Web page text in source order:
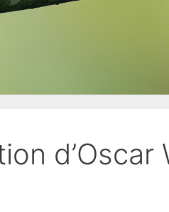
d’Oscar